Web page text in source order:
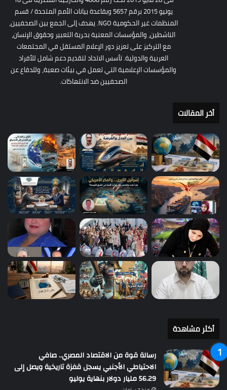
يونيو 2015 برقم 5657 وبقاعدة بيانات الأمم المتحدة / قسم
المنظمات غير الحكومية NGO. يهدف إلى الجمع بين الصحفيين،
الناشطين، والمؤسسات المعنية بحرية التعبير وحقوق الإنسان،
مع التركيز على تعزيز دور الإعلام المستقل في المجتمعات
العربية والدولية. تأسس الاتحاد لتقديم دعم شامل للأفراد
والمؤسسات الإعلامية التي تعمل في بيئات صعبة، وللدفاع عن
الصحفيين ضد الانتهاكات.
أخر المقالات
أكثر مشاهدة
رسالة قوة من الاقتصاد المصري.. صافي
الاحتياطي الأجنبي يسجل قفزة تاريخية ويصل إلى
56.29 مليار دولار بنهاية يوليو